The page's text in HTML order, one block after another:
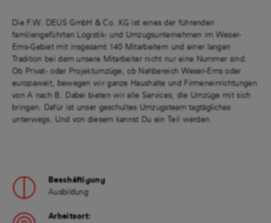
Die F.W. DEUS GmbH & Co. KG ist eines der führenden
familiengeführten Logistik- und Umzugsunternehmen im Weser-
Ems-Gebiet mit insgesamt 140 Mitarbeitern und einer langen
Tradition bei dem unsere Mitarbeiter nicht nur eine Nummer sind.
Ob Privat- oder Projektumzüge, ob Nahbereich Weser-Ems oder
europaweit, bewegen wir ganze Haushalte und Firmeneinrichtungen
von A nach B. Dabei bieten wir alle Services, die Umzüge mit sich
bringen. Dafür ist unser geschultes Umzugsteam tagtägliches
unterwegs. Und von diesem kannst Du ein Teil werden.
Beschäftigung
Ausbildung
Arbeitsort: